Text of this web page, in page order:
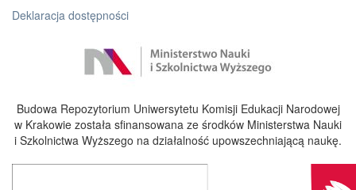
Deklaracja dostępności
Budowa Repozytorium Uniwersytetu Komisji Edukacji Narodowej
w Krakowie została sfinansowana ze środków Ministerstwa Nauki
i Szkolnictwa Wyższego na działalność upowszechniającą naukę.